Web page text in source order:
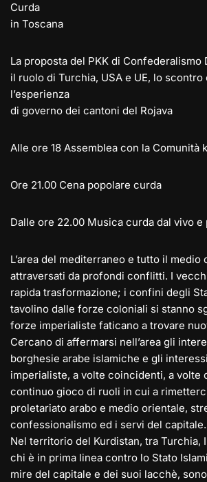
k
Curda
in Toscana
La proposta del PKK di Confederalismo
il ruolo di Turchia, USA e UE, lo scontro
l’esperienza
di governo dei cantoni del Rojava
Alle ore 18 Assemblea con la Comunità
Ore 21.00 Cena popolare curda
Dalle ore 22.00 Musica curda dal vivo
L’area del mediterraneo e tutto il medio
attraversati da profondi conflitti. I
rapida trasformazione; i confini degli
tavolino dalle forze coloniali si stanno
forze imperialiste faticano a trovare
Cercano di affermarsi nell’area gli
borghesie arabe islamiche e gli
imperialiste, a volte coincidenti, a volte
continuo gioco di ruoli in cui a
proletariato arabo e medio orientale,
confessionalismo ed i servi del capitale.
Nel territorio del Kurdistan, tra Turchia,
chi è in prima linea contro lo Stato
mire del capitale e dei suoi lacchè,